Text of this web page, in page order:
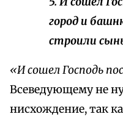
город и
строили
«И сошел Господь
Всеведующему не
нисхождение, так